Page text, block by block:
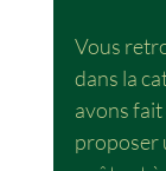
Vous
dans la
avons
proposer